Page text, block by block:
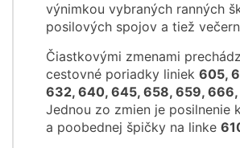
výnimkou vybraných ranných
posilových spojov a tiež
Čiastkovými zmenami
cestovné poriadky liniek 605,
632, 640, 645, 658, 659, 666,
Jednou zo zmien je posilnenie
a poobednej špičky na linke